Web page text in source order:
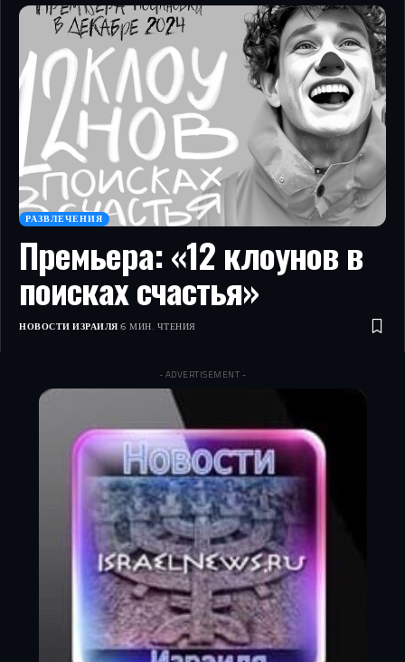
РАЗВЛЕЧЕНИЯ
Премьера: «12 клоунов в
поисках счастья»
НОВОСТИ ИЗРАИЛЯ 6 МИН. ЧТЕНИЯ
- ADVERTISEMENT -